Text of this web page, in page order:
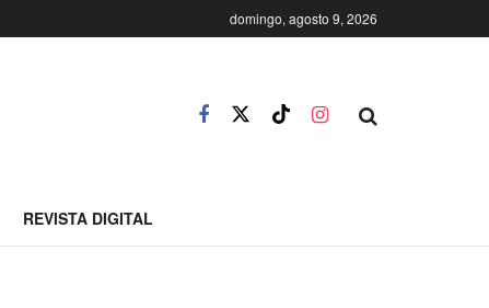
domingo, agosto 9, 2026
REVISTA DIGITAL